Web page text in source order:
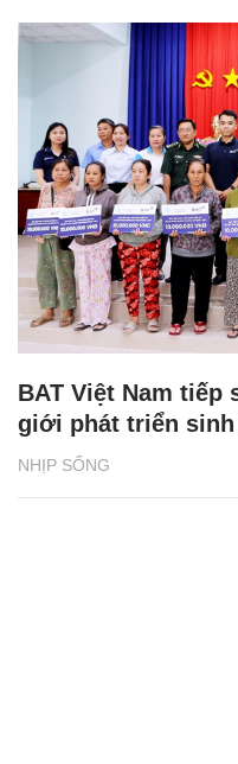
NHỊP SỐNG
BAT Việt Nam tiếp
giới phát triển sinh